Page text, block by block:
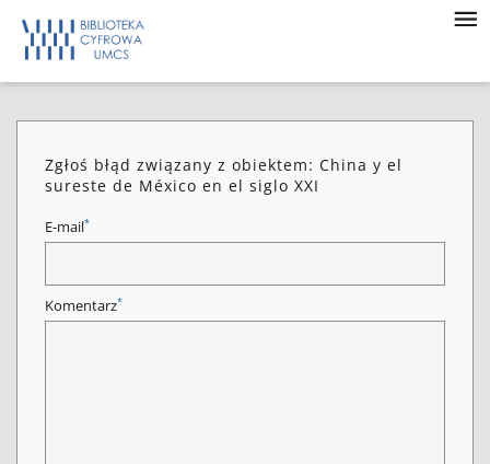
Zgłoś błąd związany z obiektem: China y el
sureste de México en el siglo XXI
E-mail*
Komentarz*